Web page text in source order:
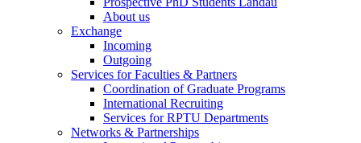
About us
Exchange
Incoming
Outgoing
Services for Faculties & Partners
Coordination of Graduate Programs
International Recruiting
Services for RPTU Departments
Networks & Partnerships